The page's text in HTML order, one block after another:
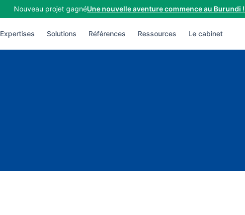
Nouveau projet gagnéUne nouvelle aventure commence au Burundi !
Expertises Solutions Références Ressources Le cabinet